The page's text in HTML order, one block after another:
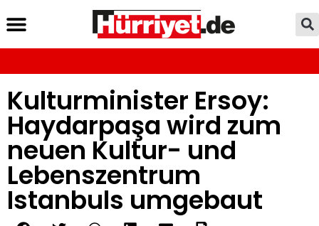
Kulturminister Ersoy:
Haydarpaşa wird zum
neuen Kultur- und
Lebenszentrum
Istanbuls umgebaut